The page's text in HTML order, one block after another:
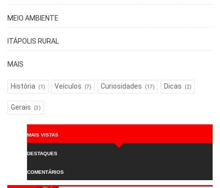
MEIO AMBIENTE
ITÁPOLIS RURAL
MAIS
História (1) Veículos (7) Curiosidades (17) Dicas (2)
Gerais (3)
MAIS VISTAS
DESTAQUES
COMENTÁRIOS